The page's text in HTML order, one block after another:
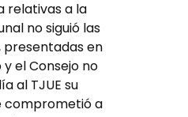
relativas a la
no siguió las
presentadas en
el Consejo no
al TJUE su
comprometió a